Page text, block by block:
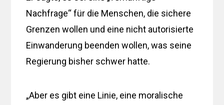
Nachfrage“ für die Menschen, die sichere
Grenzen wollen und eine nicht autorisierte
Einwanderung beenden wollen, was seine
Regierung bisher schwer hatte.
„Aber es gibt eine Linie, eine moralische